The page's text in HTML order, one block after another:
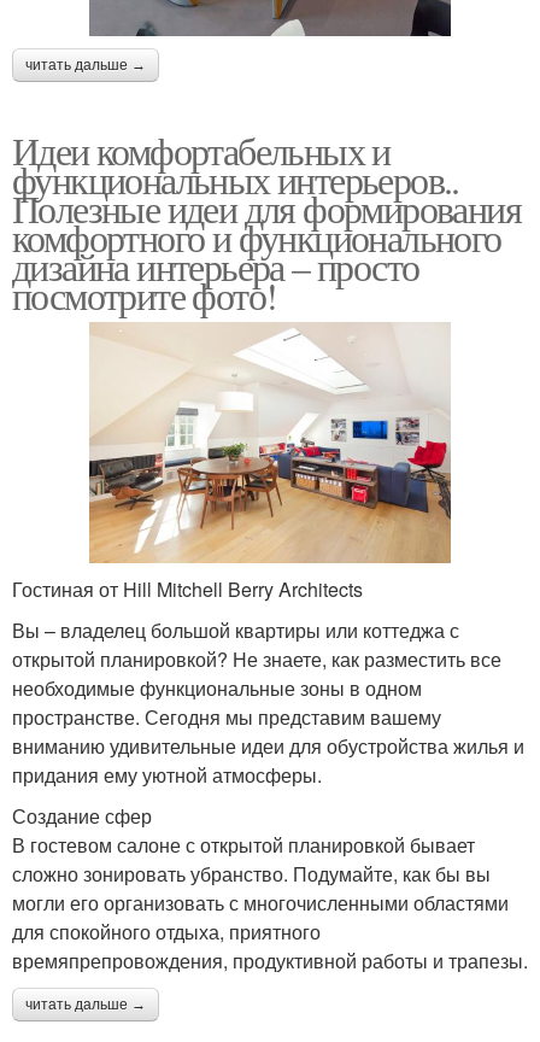
читать дальше →
Идеи комфортабельных и
функциональных интерьеров..
Полезные идеи для формирования
комфортного и функционального
дизайна интерьера – просто
посмотрите фото!
Гостиная от Hill Mitchell Berry Architects
Вы – владелец большой квартиры или коттеджа с
открытой планировкой? Не знаете, как разместить все
необходимые функциональные зоны в одном
пространстве. Сегодня мы представим вашему
вниманию удивительные идеи для обустройства жилья и
придания ему уютной атмосферы.
Создание сфер
В гостевом салоне с открытой планировкой бывает
сложно зонировать убранство. Подумайте, как бы вы
могли его организовать с многочисленными областями
для спокойного отдыха, приятного
времяпрепровождения, продуктивной работы и трапезы.
читать дальше →